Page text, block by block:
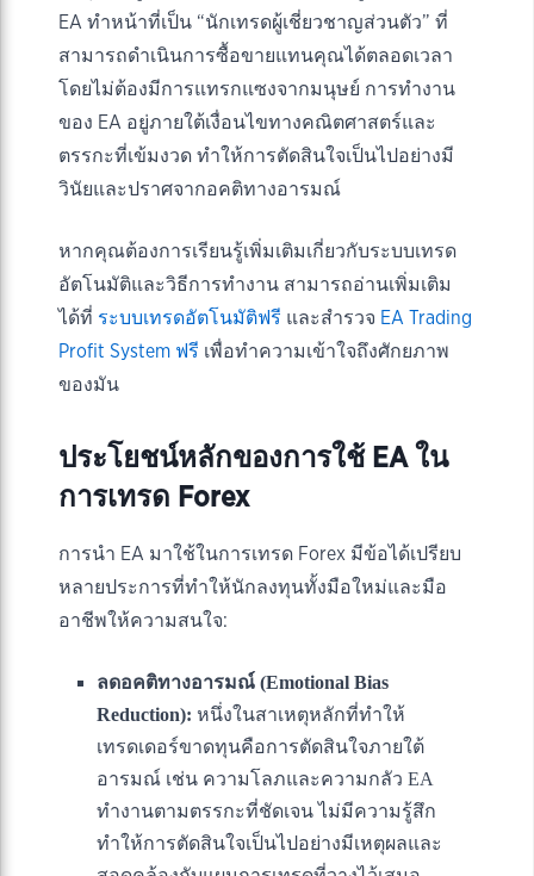
EA ทำหน้าที่เป็น “นักเทรดผู้เชี่ยวชาญส่วนตัว” ที่
สามารถดำเนินการซื้อขายแทนคุณได้ตลอดเวลา
โดยไม่ต้องมีการแทรกแซงจากมนุษย์ การทำงาน
ของ EA อยู่ภายใต้เงื่อนไขทางคณิตศาสตร์และ
ตรรกะที่เข้มงวด ทำให้การตัดสินใจเป็นไปอย่างมี
วินัยและปราศจากอคติทางอารมณ์
หากคุณต้องการเรียนรู้เพิ่มเติมเกี่ยวกับระบบเทรด
อัตโนมัติและวิธีการทำงาน สามารถอ่านเพิ่มเติม
ได้ที่ ระบบเทรดอัตโนมัติฟรี และสำรวจ EA Trading
Profit System ฟรี เพื่อทำความเข้าใจถึงศักยภาพ
ของมัน
ประโยชน์หลักของการใช้ EA ใน
การเทรด Forex
การนำ EA มาใช้ในการเทรด Forex มีข้อได้เปรียบ
หลายประการที่ทำให้นักลงทุนทั้งมือใหม่และมือ
อาชีพให้ความสนใจ:
ลดอคติทางอารมณ์ (Emotional Bias
Reduction): หนึ่งในสาเหตุหลักที่ทำให้
เทรดเดอร์ขาดทุนคือการตัดสินใจภายใต้
อารมณ์ เช่น ความโลภและความกลัว EA
ทำงานตามตรรกะที่ชัดเจน ไม่มีความรู้สึก
ทำให้การตัดสินใจเป็นไปอย่างมีเหตุผลและ